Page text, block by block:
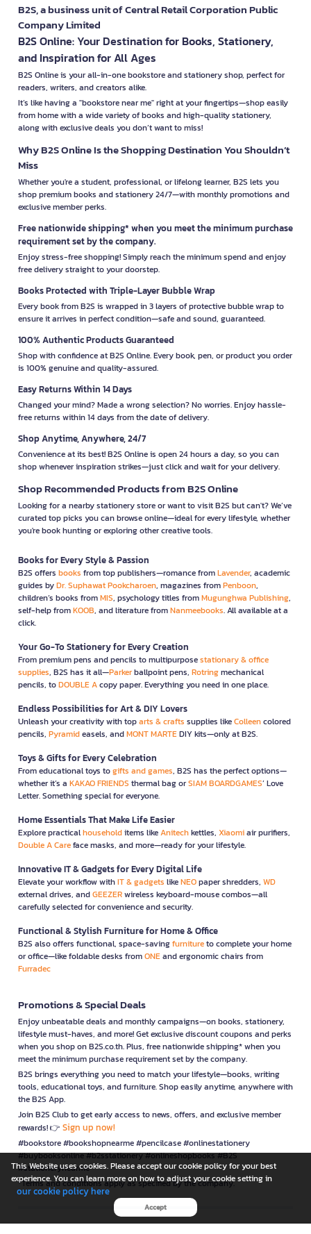
B2S, a business unit of Central Retail Corporation Public
Company Limited
B2S Online: Your Destination for Books, Stationery,
and Inspiration for All Ages
B2S Online is your all-in-one bookstore and stationery shop, perfect for
readers, writers, and creators alike.
It’s like having a "bookstore near me" right at your fingertips—shop easily
from home with a wide variety of books and high-quality stationery,
along with exclusive deals you don’t want to miss!
Why B2S Online Is the Shopping Destination You Shouldn’t
Miss
Whether you're a student, professional, or lifelong learner, B2S lets you
shop premium books and stationery 24/7—with monthly promotions and
exclusive member perks.
Free nationwide shipping* when you meet the minimum purchase
requirement set by the company.
Enjoy stress-free shopping! Simply reach the minimum spend and enjoy
free delivery straight to your doorstep.
Books Protected with Triple-Layer Bubble Wrap
Every book from B2S is wrapped in 3 layers of protective bubble wrap to
ensure it arrives in perfect condition—safe and sound, guaranteed.
100% Authentic Products Guaranteed
Shop with confidence at B2S Online. Every book, pen, or product you order
is 100% genuine and quality-assured.
Easy Returns Within 14 Days
Changed your mind? Made a wrong selection? No worries. Enjoy hassle-
free returns within 14 days from the date of delivery.
Shop Anytime, Anywhere, 24/7
Convenience at its best! B2S Online is open 24 hours a day, so you can
shop whenever inspiration strikes—just click and wait for your delivery.
Shop Recommended Products from B2S Online
Looking for a nearby stationery store or want to visit B2S but can't? We’ve
curated top picks you can browse online—ideal for every lifestyle, whether
you're book hunting or exploring other creative tools.
Books for Every Style & Passion
B2S offers books from top publishers—romance fromLavender, academic
guides byDr. Suphawat Pookcharoen, magazines fromPenboon,
children’s books fromMIS, psychology titles fromMugunghwa Publishing,
self-help fromKOOB, and literature fromNanmeebooks. All available at a
click.
Your Go-To Stationery for Every Creation
From premium pens and pencils to multipurposestationary & office
supplies, B2S has it all—Parkerballpoint pens, Rotringmechanical
pencils, toDOUBLE Acopy paper. Everything you need in one place.
Endless Possibilities for Art & DIY Lovers
Unleash your creativity with toparts & crafts supplies likeColleencolored
pencils, Pyramideasels, andMONT MARTEDIY kits—only at B2S.
Toys & Gifts for Every Celebration
From educational toys togifts and games, B2S has the perfect options—
whether it’s a KAKAO FRIENDS thermal bag orSIAM BOARDGAMES’ Love
Letter. Something special for everyone.
Home Essentials That Make Life Easier
Explore practicalhouseholditems likeAnitechkettles, Xiaomiair purifiers,
Double A Careface masks, and more—ready for your lifestyle.
Innovative IT & Gadgets for Every Digital Life
Elevate your workflow withIT & gadgets likeNEOpaper shredders, WD
external drives, andGEEZERwireless keyboard-mouse combos—all
carefully selected for convenience and security.
Functional & Stylish Furniture for Home & Office
B2S also offers functional, space-savingfurnitureto complete your home
or office—like foldable desks fromONEand ergonomic chairs from
Furradec
Promotions & Special Deals
Enjoy unbeatable deals and monthly campaigns—on books, stationery,
lifestyle must-haves, and more! Get exclusive discount coupons and perks
when you shop on B2S.co.th. Plus, free nationwide shipping* when you
meet the minimum purchase requirement set by the company.
B2S brings everything you need to match your lifestyle—books, writing
tools, educational toys, and furniture. Shop easily anytime, anywhere with
the B2S App.
Join B2S Club to get early access to news, offers, and exclusive member
rewards! 👉 Sign up now!
#bookstore #bookshopnearme #pencilcase #onlinestationery
#buybooksonline #b2sstationery #onlineshopbooks #B2S
#stationerynearme
*Terms and conditions apply as specified by the company.
This Website uses cookies. Please accept our cookie policy for your best
experience. You can learn more on how to adjust your cookie setting in
our cookie policy here
Accept